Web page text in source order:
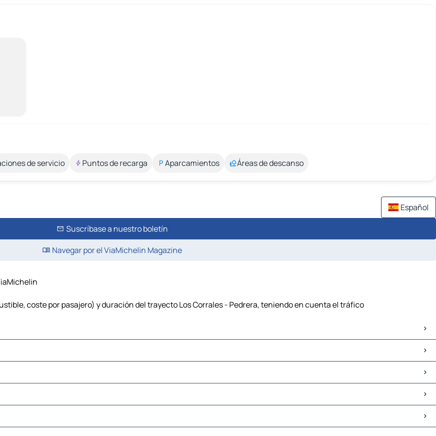
de servicio Puntos de recarga Aparcamientos Áreas de descanso
Español
Suscríbase a nuestro boletín
Navegar por el ViaMichelin Magazine
coste por pasajero) y duración del trayecto Los Corrales - Pedrera, teniendo en cuenta el tráfico